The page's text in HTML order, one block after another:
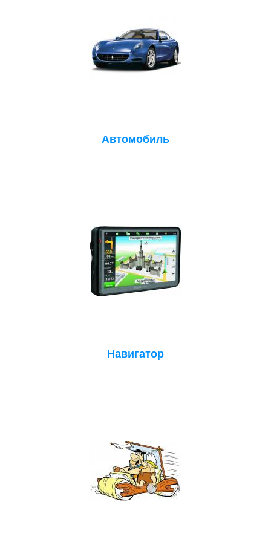
Автомобиль
Навигатор